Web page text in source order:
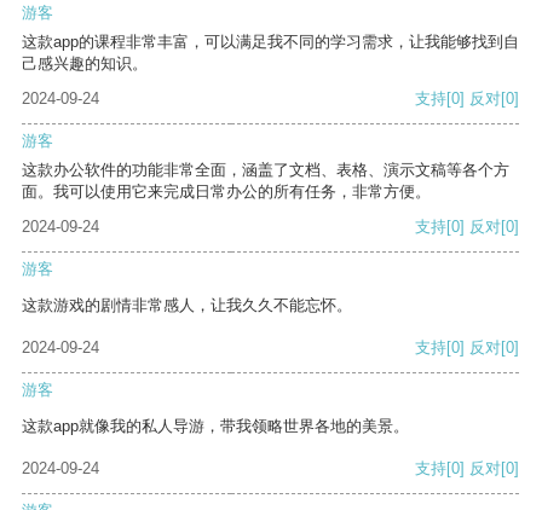
游客
这款app的课程非常丰富，可以满足我不同的学习需求，让我能够找到自
己感兴趣的知识。
2024-09-24
支持[0] 反对[0]
游客
这款办公软件的功能非常全面，涵盖了文档、表格、演示文稿等各个方
面。我可以使用它来完成日常办公的所有任务，非常方便。
2024-09-24
支持[0] 反对[0]
游客
这款游戏的剧情非常感人，让我久久不能忘怀。
2024-09-24 支持[0] 反对[0]
游客
这款app就像我的私人导游，带我领略世界各地的美景。
2024-09-24 支持[0] 反对[0]